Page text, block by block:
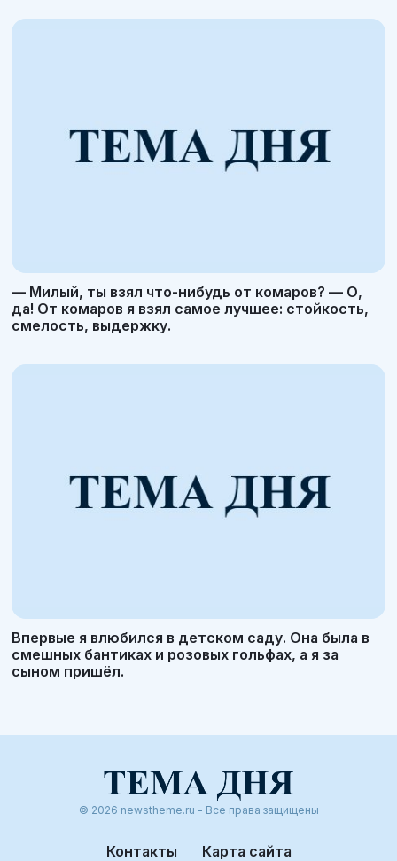
— Милый, ты взял что-нибудь от комаров? — О,
да! От комаров я взял самое лучшее: стойкость,
смелость, выдержку.
Впервые я влюбился в детском саду. Она была в
смешных бантиках и розовых гольфах, а я за
сыном пришёл.
© 2026 newstheme.ru - Все права защищены
Контакты Карта сайта